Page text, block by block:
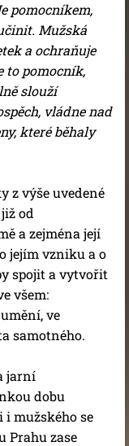
pomocníkem,
Mužská
a ochraňuje
to pomocník,
slouží
vládne nad
které běhaly
z výše uvedené
od
a zejména její
jejím vzniku a o
spojit a vytvořit
všem:
ve
samotného.
jarní
dobu
mužského se
Prahu zase